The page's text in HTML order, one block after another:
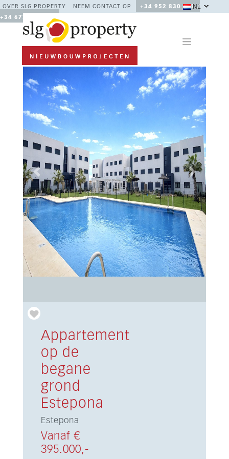
OVER SLG PROPERTY NEEM CONTACT OP
+34 952 830 378 /
+34 677 670 480
NL
Previous Next
Appartement
op de
begane
grond
Estepona
Estepona
Vanaf €
395.000,-